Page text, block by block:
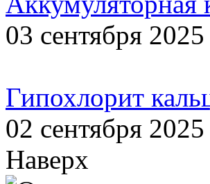
03 сентября 2025
Гипохлорит
02 сентября 2025
Наверх